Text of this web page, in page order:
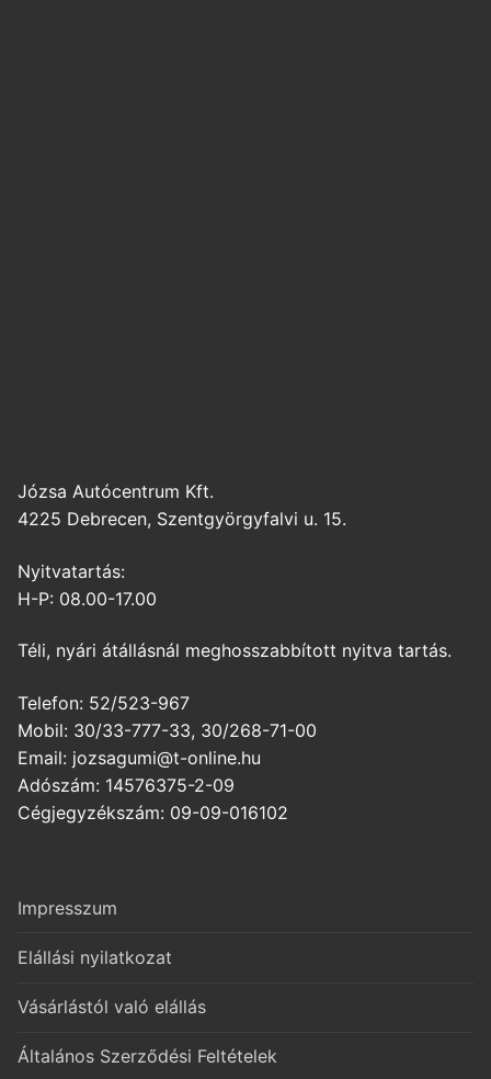
Józsa Autócentrum Kft.
4225 Debrecen, Szentgyörgyfalvi u. 15.
Nyitvatartás:
H-P: 08.00-17.00
Téli, nyári átállásnál meghosszabbított nyitva tartás.
Telefon: 52/523-967
Mobil: 30/33-777-33, 30/268-71-00
Email: jozsagumi@t-online.hu
Adószám: 14576375-2-09
Cégjegyzékszám: 09-09-016102
Impresszum
Elállási nyilatkozat
Vásárlástól való elállás
Általános Szerződési Feltételek